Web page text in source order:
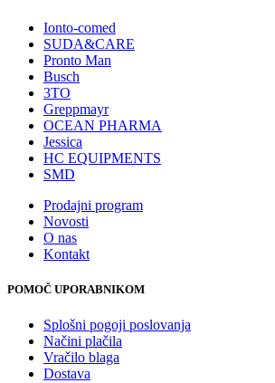
Ionto-comed
SUDA&CARE
Pronto Man
Busch
3TO
Greppmayr
OCEAN PHARMA
Jessica
HC EQUIPMENTS
SMD
Prodajni program
Novosti
O nas
Kontakt
POMOČ UPORABNIKOM
Splošni pogoji poslovanja
Načini plačila
Vračilo blaga
Dostava